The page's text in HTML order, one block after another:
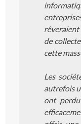
rêveraient
de
cette
Les
autrefois
ont